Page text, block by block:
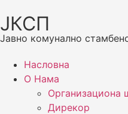
ЈКСП
Јавно комунално
Насловна
О Нама
Организациона
Дирекор